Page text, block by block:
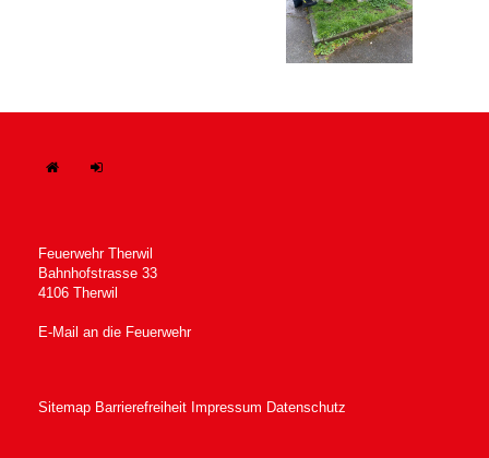
Feuerwehr Therwil
Bahnhofstrasse 33
4106 Therwil
E-Mail an die Feuerwehr
Sitemap Barrierefreiheit Impressum Datenschutz